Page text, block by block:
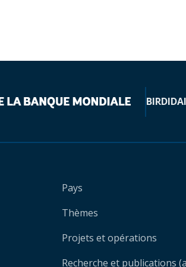
BIRDIDA
Pays
Thèmes
Projets et opérations
Recherche et publications